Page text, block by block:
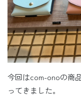
今回はcom-onoの商
ってきました。